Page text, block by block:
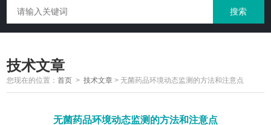
技术文章
您现在的位置：首页 >技术文章 >无菌药品环境动态监测的方法和注意点
无菌药品环境动态监测的方法和注意点